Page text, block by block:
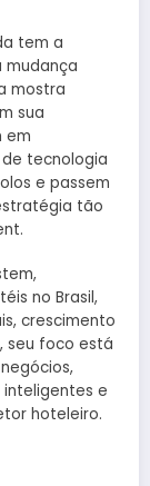
tem a
mudança
mostra
sua
em
tecnologia
e passem
tão
no Brasil,
crescimento
seu foco está
e
hoteleiro.